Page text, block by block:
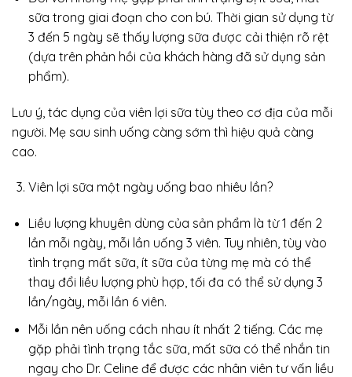
sữa trong giai đoạn cho con bú. Thời gian sử dụng từ
3 đến 5 ngày sẽ thấy lượng sữa được cải thiện rõ rệt
(dựa trên phản hồi của khách hàng đã sử dụng sản
phẩm).
Lưu ý, tác dụng của viên lợi sữa tùy theo cơ địa của mỗi
người. Mẹ sau sinh uống càng sớm thì hiệu quả càng
cao.
Viên lợi sữa một ngày uống bao nhiêu lần?
Liều lượng khuyên dùng của sản phẩm là từ 1 đến 2
lần mỗi ngày, mỗi lần uống 3 viên. Tuy nhiên, tùy vào
tình trạng mất sữa, ít sữa của từng mẹ mà có thể
thay đổi liều lượng phù hợp, tối đa có thể sử dụng 3
lần/ngày, mỗi lần 6 viên.
Mỗi lần nên uống cách nhau ít nhất 2 tiếng. Các mẹ
gặp phải tình trạng tắc sữa, mất sữa có thể nhắn tin
ngay cho Dr. Celine để được các nhân viên tư vấn liều